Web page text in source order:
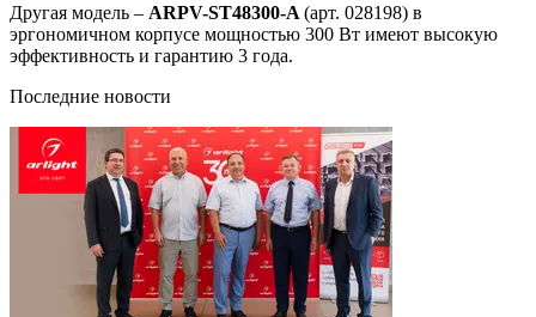
Другая модель – ARPV-ST48300-A (арт. 028198) в
эргономичном корпусе мощностью 300 Вт имеют высокую
эффективность и гарантию 3 года.
Последние новости